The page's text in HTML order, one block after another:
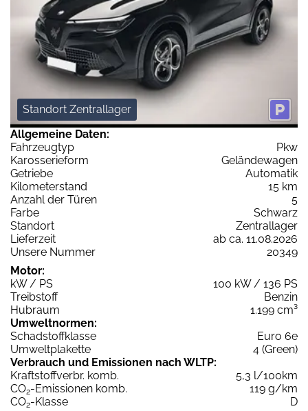
Standort Zentrallager
Allgemeine Daten:
Fahrzeugtyp
Pkw
Karosserieform
Geländewagen
Getriebe
Automatik
Kilometerstand
15 km
Anzahl der Türen
5
Farbe
Schwarz
Standort
Zentrallager
Lieferzeit
ab ca. 11.08.2026
Unsere Nummer
20349
Motor:
kW / PS
100 kW / 136 PS
Treibstoff
Benzin
Hubraum
1.199 cm³
Umweltnormen:
Schadstoffklasse
Euro 6e
Umweltplakette
4 (Green)
Verbrauch und Emissionen nach WLTP:
Kraftstoffverbr. komb.
5,3 l/100km
CO2-Emissionen komb.
119 g/km
CO2-Klasse
D